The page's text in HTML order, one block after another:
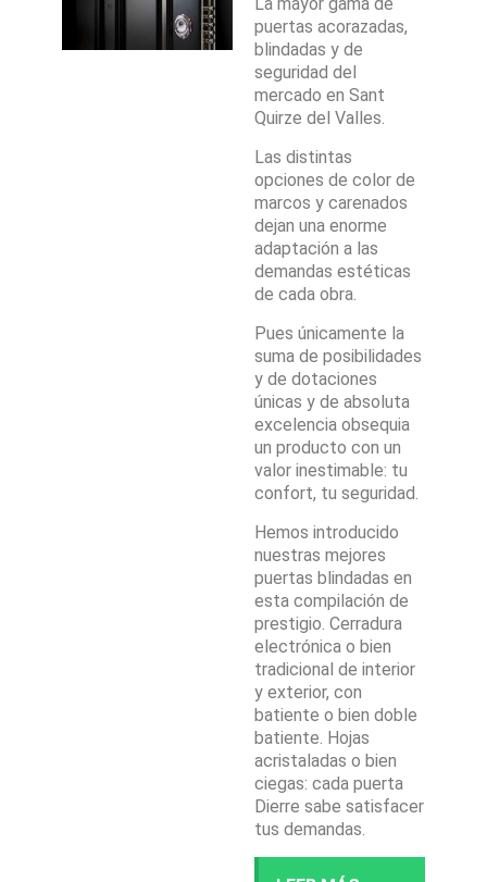
puertas acorazadas,
blindadas y de
seguridad del
mercado en Sant
Quirze del Valles.
Las distintas
opciones de color de
marcos y carenados
dejan una enorme
adaptación a las
demandas estéticas
de cada obra.
Pues únicamente la
suma de posibilidades
y de dotaciones
únicas y de absoluta
excelencia obsequia
un producto con un
valor inestimable: tu
confort, tu seguridad.
Hemos introducido
nuestras mejores
puertas blindadas en
esta compilación de
prestigio. Cerradura
electrónica o bien
tradicional de interior
y exterior, con
batiente o bien doble
batiente. Hojas
acristaladas o bien
ciegas: cada puerta
Dierre sabe satisfacer
tus demandas.